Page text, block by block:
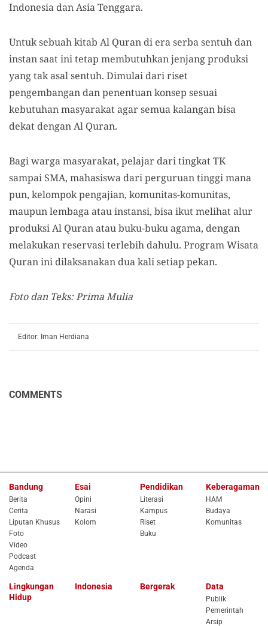
Indonesia dan Asia Tenggara.
Untuk sebuah kitab Al Quran di era serba sentuh dan
instan saat ini tetap membutuhkan jenjang produksi
yang tak asal sentuh. Dimulai dari riset
pengembangan dan penentuan konsep sesuai
kebutuhan masyarakat agar semua kalangan bisa
dekat dengan Al Quran.
Bagi warga masyarakat, pelajar dari tingkat TK
sampai SMA, mahasiswa dari perguruan tinggi mana
pun, kelompok pengajian, komunitas-komunitas,
maupun lembaga atau instansi, bisa ikut melihat alur
produksi Al Quran atau buku-buku agama, dengan
melakukan reservasi terlebih dahulu. Program Wisata
Quran ini dilaksanakan dua kali setiap pekan.
Foto dan Teks: Prima Mulia
Editor: Iman Herdiana
COMMENTS
Bandung
Berita
Cerita
Liputan Khusus
Foto
Video
Podcast
Agenda
Esai
Opini
Narasi
Kolom
Pendidikan
Literasi
Kampus
Riset
Buku
Keberagaman
HAM
Budaya
Komunitas
Lingkungan
Hidup
Indonesia Bergerak Data
Publik
Pemerintah
Arsip